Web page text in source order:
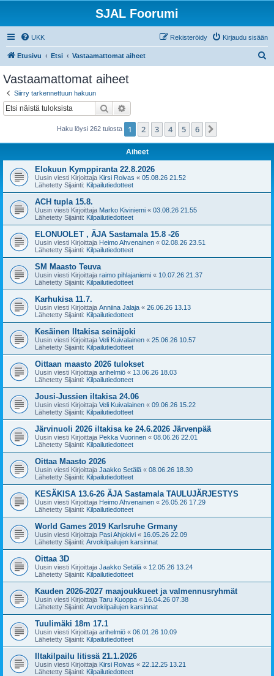
SJAL Foorumi
UKK Kirjaudu sisään
Rekisteröidy
Etusivu Etsi Vastaamattomat aiheet
Vastaamattomat aiheet
Siirry tarkennettuun hakuun
Etsi
Haku löysi 262 tulosta 1 2 3 4 5 6
Aiheet
Elokuun Kymppiranta 22.8.2026
Uusin viesti Kirjoittaja Kirsi Roivas « 05.08.26 21.52
Lähetetty Sijainti: Kilpailutiedotteet
ACH tupla 15.8.
Uusin viesti Kirjoittaja Marko Kiviniemi « 03.08.26 21.55
Lähetetty Sijainti: Kilpailutiedotteet
ELONUOLET , ÄJA Sastamala 15.8 -26
Uusin viesti Kirjoittaja Heimo Ahvenainen « 02.08.26 23.51
Lähetetty Sijainti: Kilpailutiedotteet
SM Maasto Teuva
Uusin viesti Kirjoittaja raimo pihlajaniemi « 10.07.26 21.37
Lähetetty Sijainti: Kilpailutiedotteet
Karhukisa 11.7.
Uusin viesti Kirjoittaja Anniina Jalaja « 26.06.26 13.13
Lähetetty Sijainti: Kilpailutiedotteet
Kesäinen Iltakisa seinäjoki
Uusin viesti Kirjoittaja Veli Kuivalainen « 25.06.26 10.57
Lähetetty Sijainti: Kilpailutiedotteet
Oittaan maasto 2026 tulokset
Uusin viesti Kirjoittaja arihelmiö « 13.06.26 18.03
Lähetetty Sijainti: Kilpailutiedotteet
Jousi-Jussien iltakisa 24.06
Uusin viesti Kirjoittaja Veli Kuivalainen « 09.06.26 15.22
Lähetetty Sijainti: Kilpailutiedotteet
Järvinuoli 2026 iltakisa ke 24.6.2026 Järvenpää
Uusin viesti Kirjoittaja Pekka Vuorinen « 08.06.26 22.01
Lähetetty Sijainti: Kilpailutiedotteet
Oittaa Maasto 2026
Uusin viesti Kirjoittaja Jaakko Setälä « 08.06.26 18.30
Lähetetty Sijainti: Kilpailutiedotteet
KESÄKISA 13.6-26 ÄJA Sastamala TAULUJÄRJESTYS
Uusin viesti Kirjoittaja Heimo Ahvenainen « 26.05.26 17.29
Lähetetty Sijainti: Kilpailutiedotteet
World Games 2019 Karlsruhe Grmany
Uusin viesti Kirjoittaja Pasi Ahjokivi « 16.05.26 22.09
Lähetetty Sijainti: Arvokilpailujen karsinnat
Oittaa 3D
Uusin viesti Kirjoittaja Jaakko Setälä « 12.05.26 13.24
Lähetetty Sijainti: Kilpailutiedotteet
Kauden 2026-2027 maajoukkueet ja valmennusryhmät
Uusin viesti Kirjoittaja Taru Kuoppa « 16.04.26 07.38
Lähetetty Sijainti: Arvokilpailujen karsinnat
Tuulimäki 18m 17.1
Uusin viesti Kirjoittaja arihelmiö « 06.01.26 10.09
Lähetetty Sijainti: Kilpailutiedotteet
Iltakilpailu Iitissä 21.1.2026
Uusin viesti Kirjoittaja Kirsi Roivas « 22.12.25 13.21
Lähetetty Sijainti: Kilpailutiedotteet